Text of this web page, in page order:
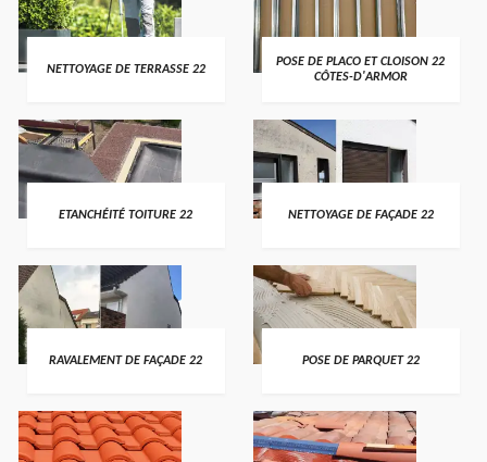
NETTOYAGE DE TERRASSE 22
POSE DE PLACO ET CLOISON 22
CÔTES-D'ARMOR
ETANCHÉITÉ TOITURE 22 NETTOYAGE DE FAÇADE 22
RAVALEMENT DE FAÇADE 22 POSE DE PARQUET 22